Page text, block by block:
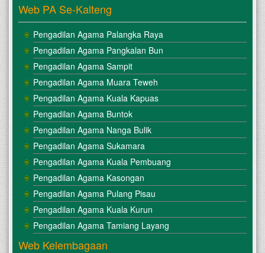
Web PA Se-Kalteng
Pengadilan Agama Palangka Raya
Pengadilan Agama Pangkalan Bun
Pengadilan Agama Sampit
Pengadilan Agama Muara Teweh
Pengadilan Agama Kuala Kapuas
Pengadilan Agama Buntok
Pengadilan Agama Nanga Bulik
Pengadilan Agama Sukamara
Pengadilan Agama Kuala Pembuang
Pengadilan Agama Kasongan
Pengadilan Agama Pulang Pisau
Pengadilan Agama Kuala Kurun
Pengadilan Agama Tamiang Layang
Web Kelembagaan